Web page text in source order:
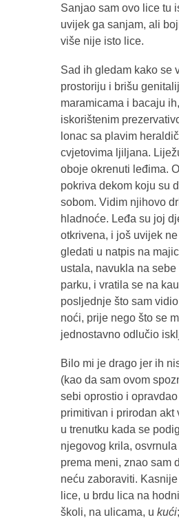
Sanjao sam ovo lice tu
uvijek ga sanjam, ali
više nije isto lice.
Sad ih gledam kako se
prostoriju i brišu
maramicama i bacaju
iskorištenim
lonac sa plavim
cvjetovima ljiljana.
oboje okrenuti leđima.
pokriva dekom koju su
sobom. Vidim njihovo
hladnoće. Leđa su joj
otkrivena, i još uvijek
gledati u natpis na
ustala, navukla na
parku, i vratila se na
posljednje što sam
noći, prije nego što se
jednostavno odlučio
Bilo mi je drago jer ih
(kao da sam ovom
sebi oprostio i
primitivan i prirodan akt
u trenutku kada se
njegovog krila,
prema meni, znao sam
neću zaboraviti.
lice, u brdu lica na
školi, na ulicama, u kući